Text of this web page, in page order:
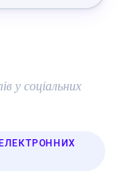
у соціальних